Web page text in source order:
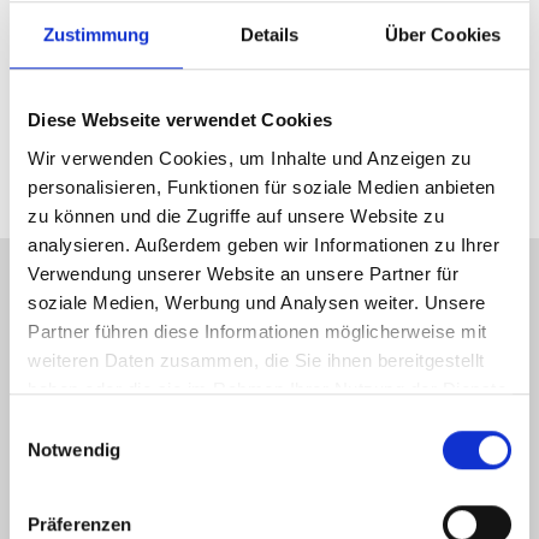
Zustimmung Details Über Cookies
Diese Webseite verwendet Cookies
Wir verwenden Cookies, um Inhalte und Anzeigen zu
personalisieren, Funktionen für soziale Medien anbieten
zu können und die Zugriffe auf unsere Website zu
analysieren. Außerdem geben wir Informationen zu Ihrer
Verwendung unserer Website an unsere Partner für
soziale Medien, Werbung und Analysen weiter. Unsere
Partner führen diese Informationen möglicherweise mit
weiteren Daten zusammen, die Sie ihnen bereitgestellt
haben oder die sie im Rahmen Ihrer Nutzung der Dienste
Notwendig
Präferenzen
Marke Electra:Trek Bicycle GmbH
Telefon: 00800 8735 8735
KONTAKT
Gelderner Fahrradprofi
info(at)gelderner-fahrradprofi.de